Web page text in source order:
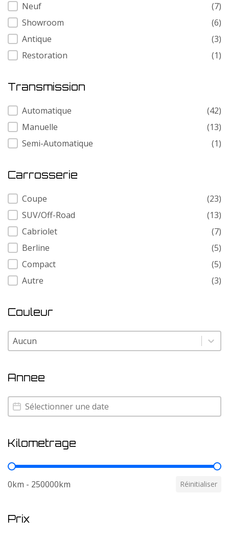
Neuf
(7)
Showroom
(6)
Antique
(3)
Restoration
(1)
Transmission
Transmission
Automatique
(42)
Manuelle
(13)
Semi-Automatique
(1)
Carrosserie
Carrosserie
Coupe
(23)
SUV/Off-Road
(13)
Cabriolet
(7)
Berline
(5)
Compact
(5)
Autre
(3)
Couleur
Couleur
Couleur
Annee
Annee
Annee
Kilometrage
Kilometrage
0km - 250000km Réinitialiser
Prix